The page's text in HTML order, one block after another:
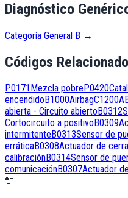
Diagnóstico
Categoría General B →
Códigos
P0171 Mezcla pobre P0420
encendido B1000AirbagC1200
abierta - Circuito abierto B0312
Cortocircuito a positivo B0309
intermitente B0313Sensor de
erráticaB0308Actuador de
calibraciónB0314Sensor de
comunicaciónB0307Actuador
🔌